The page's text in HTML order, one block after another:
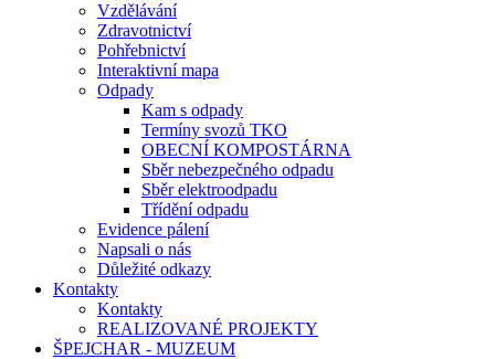
Vzdělávání
Zdravotnictví
Pohřebnictví
Interaktivní mapa
Odpady
Kam s odpady
Termíny svozů TKO
OBECNÍ KOMPOSTÁRNA
Sběr nebezpečného odpadu
Sběr elektroodpadu
Třídění odpadu
Evidence pálení
Napsali o nás
Důležité odkazy
Kontakty
Kontakty
REALIZOVANÉ PROJEKTY
ŠPEJCHAR - MUZEUM